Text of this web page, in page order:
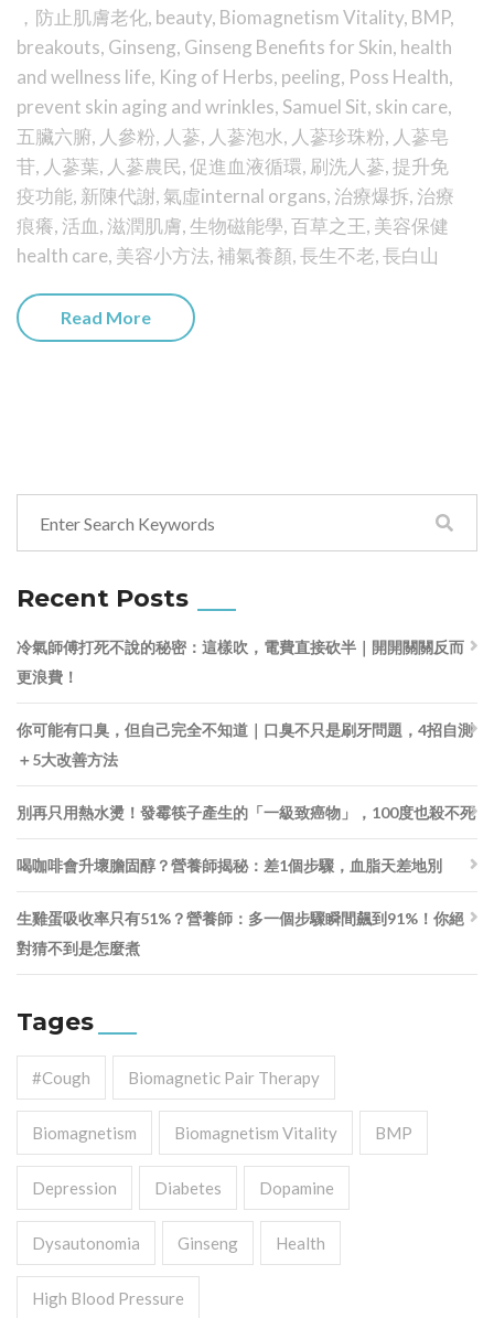
，防止肌膚老化, beauty, Biomagnetism Vitality, BMP,
breakouts, Ginseng, Ginseng Benefits for Skin, health
and wellness life, King of Herbs, peeling, Poss Health,
prevent skin aging and wrinkles, Samuel Sit, skin care,
五臟六腑, 人參粉, 人蔘, 人蔘泡水, 人蔘珍珠粉, 人蔘皂
苷, 人蔘葉, 人蔘農民,促進血液循環, 刷洗人蔘,提升免
疫功能, 新陳代謝,氣虛internal organs, 治療爆拆, 治療
痕癢, 活血, 滋潤肌膚, 生物磁能學,百草之王, 美容保健
health care, 美容小方法,補氣養顏,長生不老,長白山
Read More
Recent Posts
冷氣師傅打死不說的秘密：這樣吹，電費直接砍半｜開開關關反而
更浪費！
你可能有口臭，但自己完全不知道｜口臭不只是刷牙問題，4招自測
＋5大改善方法
別再只用熱水燙！發霉筷子產生的「一級致癌物」，100度也殺不死
喝咖啡會升壞膽固醇？營養師揭秘：差1個步驟，血脂天差地別
生雞蛋吸收率只有51%？營養師：多一個步驟瞬間飆到91%！你絕
對猜不到是怎麼煮
Tages
#cough Biomagnetic Pair Therapy
Biomagnetism Biomagnetism Vitality BMP
Depression Diabetes Dopamine
Dysautonomia Ginseng Health
High Blood Pressure